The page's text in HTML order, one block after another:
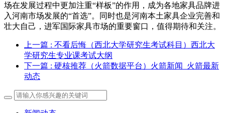
场在发展过程中更加注重“样板”的作用，成为各地家具品牌进
入河南市场发展的“首选”。同时也是河南本土家具企业完善和
壮大自己，进军国际家具市场的重要窗口，值得期待和关注。
上一篇 : 不看后悔（西北大学研究生考试科目）西北大
学研究生专业课考试大纲
下一篇 : 硬核推荐（火箭数据平台）火箭新闻_火箭最新
动态